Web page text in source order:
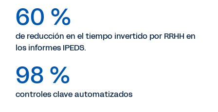
60 %
de reducción en el tiempo invertido por RRHH en
los informes IPEDS.
98 %
controles clave automatizados